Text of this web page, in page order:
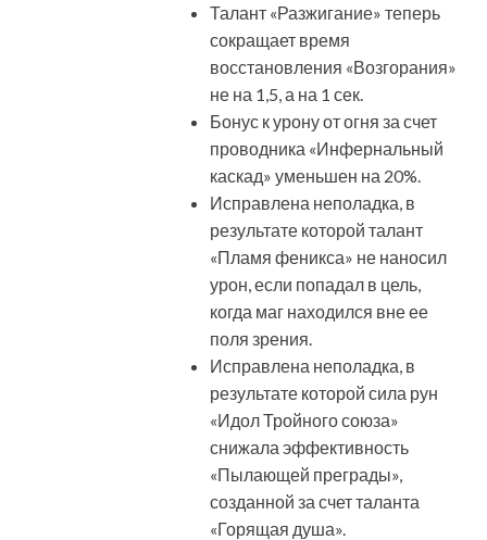
Талант «Разжигание» теперь
сокращает время
восстановления «Возгорания»
не на 1,5, а на 1 сек.
Бонус к урону от огня за счет
проводника «Инфернальный
каскад» уменьшен на 20%.
Исправлена неполадка, в
результате которой талант
«Пламя феникса» не наносил
урон, если попадал в цель,
когда маг находился вне ее
поля зрения.
Исправлена неполадка, в
результате которой сила рун
«Идол Тройного союза»
снижала эффективность
«Пылающей преграды»,
созданной за счет таланта
«Горящая душа».